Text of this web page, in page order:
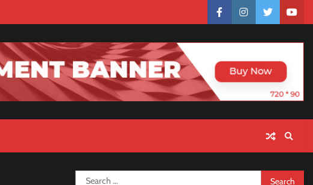
facebookinstagramtwitter
Search